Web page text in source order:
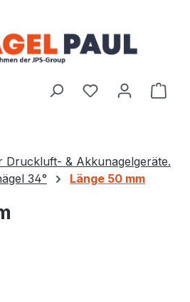
Druckluft- & Akkunagelgeräte.
34°
Länge 50 mm